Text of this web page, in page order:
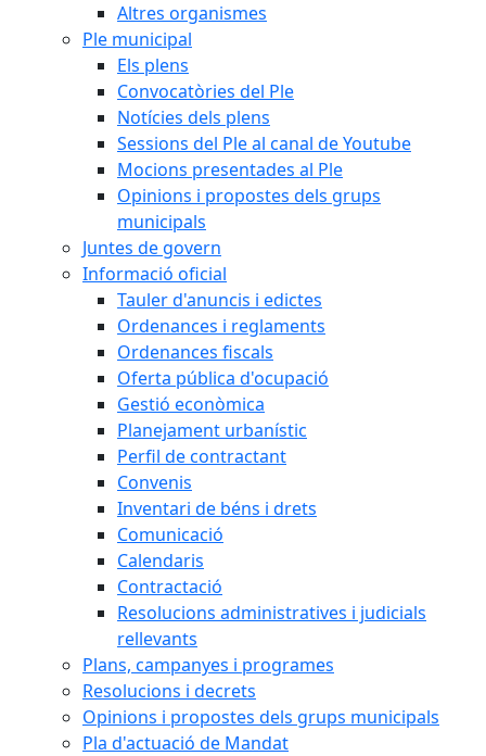
Altres organismes
Ple municipal
Els plens
Convocatòries del Ple
Notícies dels plens
Sessions del Ple al canal de Youtube
Mocions presentades al Ple
Opinions i propostes dels grups
municipals
Juntes de govern
Informació oficial
Tauler d'anuncis i edictes
Ordenances i reglaments
Ordenances fiscals
Oferta pública d'ocupació
Gestió econòmica
Planejament urbanístic
Perfil de contractant
Convenis
Inventari de béns i drets
Comunicació
Calendaris
Contractació
Resolucions administratives i judicials
rellevants
Plans, campanyes i programes
Resolucions i decrets
Opinions i propostes dels grups municipals
Pla d'actuació de Mandat